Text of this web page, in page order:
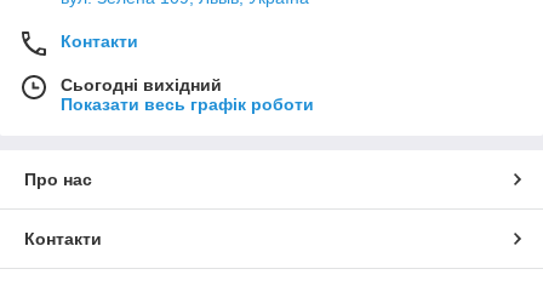
Контакти
Сьогодні вихідний
Показати весь графік роботи
Про нас
Контакти